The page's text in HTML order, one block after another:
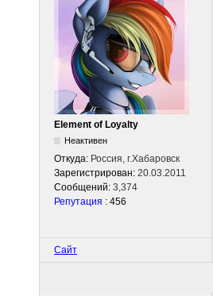
Element of Loyalty
Неактивен
Откуда: Россия, г.Хабаровск
Зарегистрирован: 20.03.2011
Сообщений: 3,374
Репутация : 456
Сайт